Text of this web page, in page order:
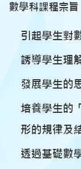
數學科課程宗旨
引起學生對
誘導學生理
發展學生的
培養學生的
形的規律及
透過基礎數